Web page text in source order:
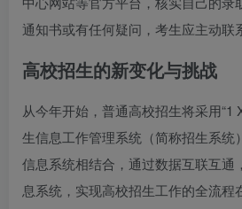
通知书或有任何疑问，考生应主动联
高校招生的新变化与挑战
从今年开始，普通高校招生将采用“1
生信息工作管理系统（简称招生系统
信息系统相结合，通过数据互联互通
息系统，实现高校招生工作的全流程